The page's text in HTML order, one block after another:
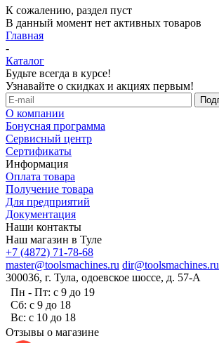
К сожалению, раздел пуст
В данный момент нет активных товаров
Главная
-
Каталог
Будьте всегда в курсе!
Узнавайте о скидках и акциях первым!
О компании
Бонусная программа
Сервисный центр
Сертификаты
Информация
Оплата товара
Получение товара
Для предприятий
Документация
Наши контакты
Наш магазин в Туле
+7 (4872) 71-78-68
master@toolsmachines.ru dir@toolsmachines.ru
300036, г. Тула, одоевское шоссе, д. 57-А
Пн - Пт: с 9 до 19
Сб: с 9 до 18
Вс: с 10 до 18
Отзывы о магазине